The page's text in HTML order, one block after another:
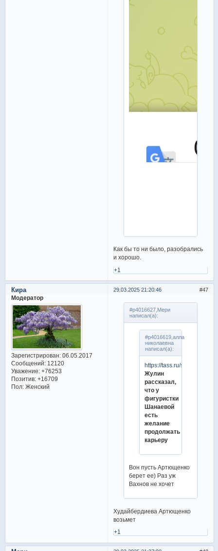
Как бы то ни было, разобрались
и хорошо.
+1
47
29.03.2025 21:20:46
Кира
Модератор
Зарегистрирован: 06.05.2017
Сообщений:12120
Уважение: +76253
Позитив: +16709
Пол:Женский
#p4016627,Мери
написал(а):
#p4016619,алла
николаевна
написал(а):
https://tass.ru/sport/
Жулин
рассказал,
что у
фигуристки
Шанаевой
есть
желание
продолжать
карьеру
Вон пусть Артющенко
берет ее) Раз уж
Вахнов не хочет
Худайбердиева Артющенко
возьмет
+1